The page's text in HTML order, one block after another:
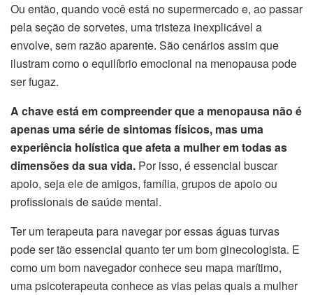
Ou então, quando você está no supermercado e, ao passar
pela seção de sorvetes, uma tristeza inexplicável a
envolve, sem razão aparente. São cenários assim que
ilustram como o equilíbrio emocional na menopausa pode
ser fugaz.
A chave está em compreender que a menopausa não é
apenas uma série de sintomas físicos, mas uma
experiência holística que afeta a mulher em todas as
dimensões da sua vida. Por isso, é essencial buscar
apoio, seja ele de amigos, família, grupos de apoio ou
profissionais de saúde mental.
Ter um terapeuta para navegar por essas águas turvas
pode ser tão essencial quanto ter um bom ginecologista. E
como um bom navegador conhece seu mapa marítimo,
uma psicoterapeuta conhece as vias pelas quais a mulher